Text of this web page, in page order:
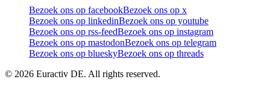
Bezoek ons op facebookBezoek ons op x
Bezoek ons op linkedinBezoek ons op youtube
Bezoek ons op rss-feedBezoek ons op instagram
Bezoek ons op mastodonBezoek ons op telegram
Bezoek ons op blueskyBezoek ons op threads
© 2026 Euractiv DE. All rights reserved.